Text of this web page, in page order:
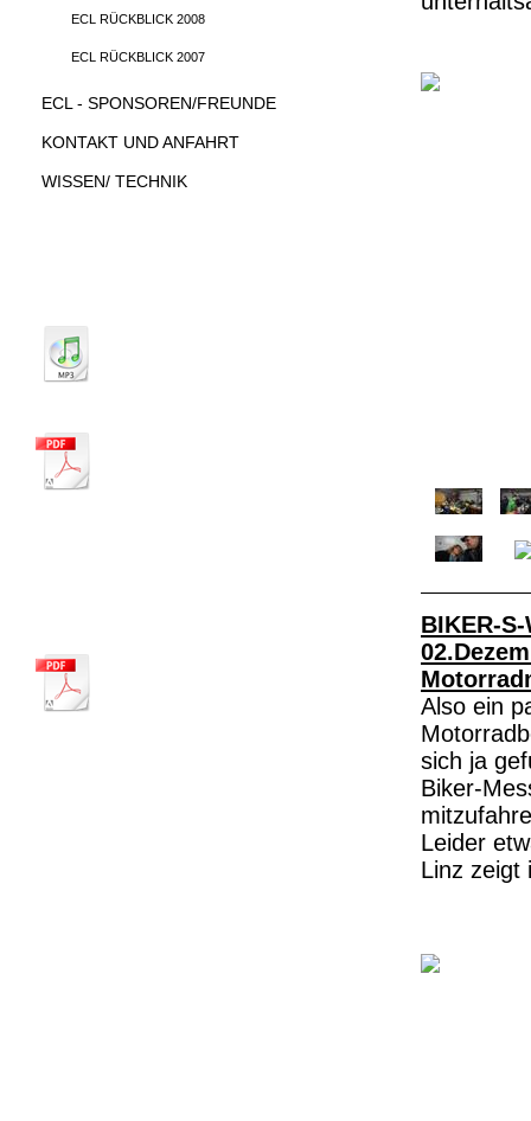
BIKER-
Also ein
sich ja
Biker-
Leider
Linz zeigt
ECL RÜCKBLICK 2008
ECL RÜCKBLICK 2007
ECL - SPONSOREN/FREUNDE
KONTAKT UND ANFAHRT
WISSEN/ TECHNIK